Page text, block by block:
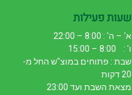
שעות פעילות
א' – ה' : 8:00 – 22:00
ו' : 8:00 – 15:00
שבת : פתוחים במוצ"ש החל מ-
20 דקות
מצאת השבת ועד 23:00